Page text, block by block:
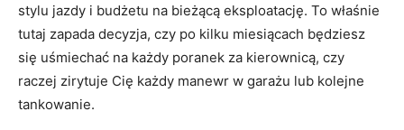
stylu jazdy i budżetu na bieżącą eksploatację. To właśnie
tutaj zapada decyzja, czy po kilku miesiącach będziesz
się uśmiechać na każdy poranek za kierownicą, czy
raczej zirytuje Cię każdy manewr w garażu lub kolejne
tankowanie.